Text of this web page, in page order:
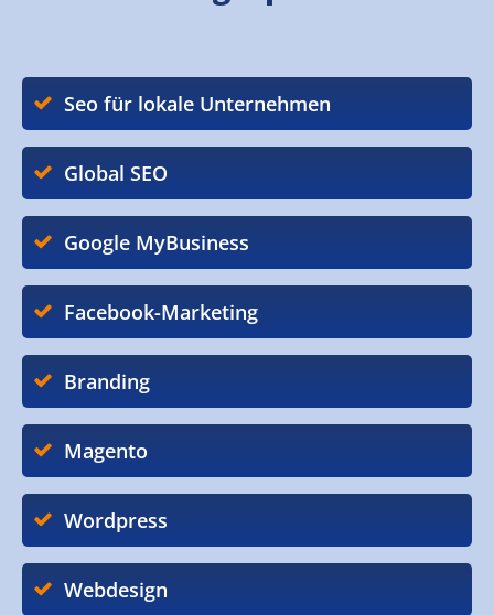
Seo für lokale Unternehmen
Global SEO
Google MyBusiness
Facebook-Marketing
Branding
Magento
Wordpress
Webdesign